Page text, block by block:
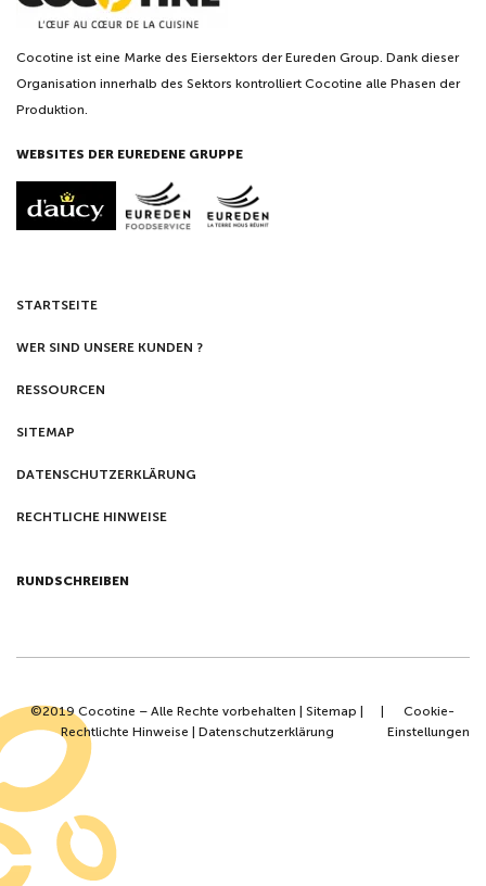
Cocotine ist eine Marke des Eiersektors der Eureden Group. Dank dieser
Organisation innerhalb des Sektors kontrolliert Cocotine alle Phasen der
Produktion.
WEBSITES DER EUREDENE GRUPPE
STARTSEITE
WER SIND UNSERE KUNDEN ?
RESSOURCEN
SITEMAP
DATENSCHUTZERKLÄRUNG
RECHTLICHE HINWEISE
RUNDSCHREIBEN
©2019 Cocotine – Alle Rechte vorbehalten | Sitemap
Rechtlichte Hinweise
Datenschutzerklärung
Cookie-
Einstellungen